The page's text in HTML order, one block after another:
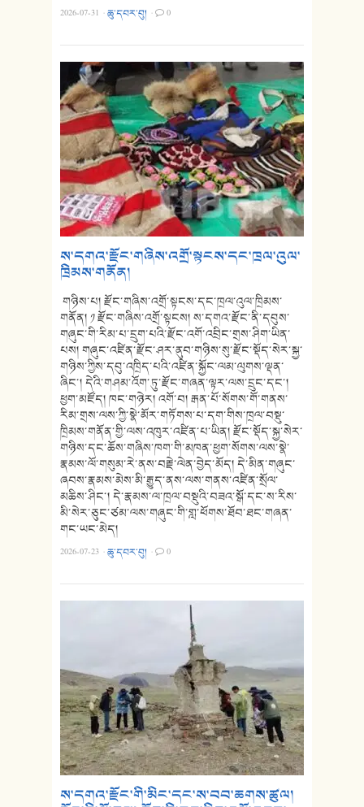
2026-07-31 ·ཆུ་དབར་བུ། · 0
ས་དགའ་རྫོང་གཞིས་འགྲོ་སྟངས་དང་ཁྲལ་འུལ་
ཁྲིམས་གནོན།
གཉིས་པ། རྫོང་གཞིས་འགྲོ་སྟངས་དང་ཁྲལ་འུལ་ཁྲིམས་
གནོན། ༡ རྫོང་གཞིས་འགྲོ་སྟངས། ས་དགའ་རྫོང་ནི་དབུས་
གཞུང་གི་རིམ་པ་དྲུག་པའི་རྫོང་འགོ་འབྲིང་གྲས་ཤིག་ཡིན་
པས། གཞུང་འཛིན་རྫོང་ཤར་ནུབ་གཉིས་སུ་རྫོང་སྡོད་སེར་སྐྱ་
གཉིས་ཀྱིས་དབུ་འཁྲིད་པའི་འཛིན་སྐྱོང་ལམ་ལུགས་ལྡན་
ཞིང་། དེའི་གཤམ་འོག་ཏུ་རྫོང་གཞན་ལྟར་ལས་དྲུང་དང་།
ཕྱག་མཛོད། ཁང་གཉེར། འགོ་བ། རྒན་པོ་སོགས་གོ་གནས་
རིམ་གྲས་ལས་ཀྱི་སྣེ་མོར་གཏོགས་པ་དག་གིས་ཁྲལ་བསྡུ་
ཁྲིམས་གནོན་གྱི་ལས་འཁུར་འཛིན་པ་ཡིན། རྫོང་སྡོད་སྐྱ་སེར་
གཉིས་དང་ཆོས་གཞིས་ཁག་གི་མཁན་ཕྱག་སོགས་ལས་སྣེ་
རྣམས་ལོ་གསུམ་རེ་ནས་བརྗེ་ལེན་བྱེད་མོད། དེ་མིན་གཞུང་
ཞབས་རྣམས་མེས་མི་རྒྱུད་ནས་ལས་གནས་འཛིན་སྲོལ་
མཆིས་ཤིང་། དེ་རྣམས་ལ་ཁྲལ་བསྡུའི་བཟའ་སྒོ་དང་ས་རིས་
མི་སེར་ཅུང་ཙམ་ལས་གཞུང་གི་གླ་ཕོགས་ཐོབ་ཐང་གཞན་
གང་ཡང་མེད།
2026-07-23 ·ཆུ་དབར་བུ། · 0
ས་དགའ་རྫོང་གི་མིང་དང་ས་བབ་ཆགས་ཚུལ།